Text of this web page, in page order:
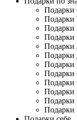
Подарки
Подарки
Подарки
Подарки
Подарки
Подарки
Подарки
Подарки
Подарки
Подарки
Подарки
Подарки